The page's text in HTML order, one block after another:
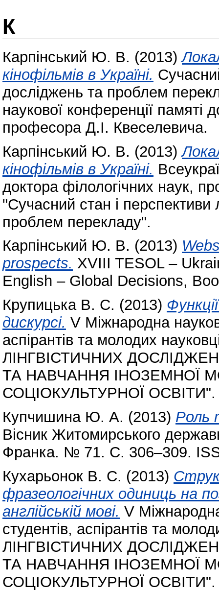
К
Карпінський Ю. В. (2013)
кінофільмів в Україні.
досліджень та проблем
наукової конференції памяті
професора Д.І. Квеселевича.
Карпінський Ю. В. (2013)
кінофільмів в Україні.
доктора філологічних наук,
"Сучасний стан і перспективи
проблем перекладу".
Карпінський Ю. В. (2013)
prospects. XVIII TESOL –
English – Global Decisions,
Крупицька В. С. (2013)
дискурсі. V Міжнародна
аспірантів та молодих
ЛІНГВІСТИЧНИХ
ТА НАВЧАННЯ ІНОЗЕМНОЇ
СОЦІОКУЛЬТУРНОЇ ОСВІТИ".
Купчишина Ю. А. (2013) Роль
Вісник Житомирського
Франка. № 71. С. 306–309.
Кухарьонок В. С. (2013)
фразеологічних одиниць на
англійській мові. V
студентів, аспірантів та
ЛІНГВІСТИЧНИХ
ТА НАВЧАННЯ ІНОЗЕМНОЇ
СОЦІОКУЛЬТУРНОЇ ОСВІТИ".